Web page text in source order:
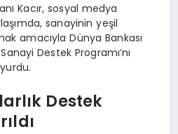
Kacır, sosyal medya
sanayinin yeşil
amacıyla Dünya Bankası
Destek Programı’nı
Destek